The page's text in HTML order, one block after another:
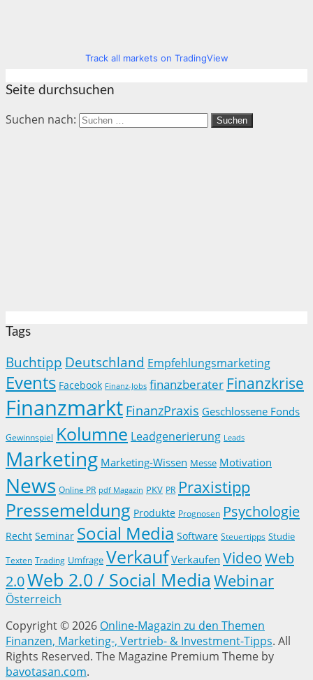
Track all markets on TradingView
Seite durchsuchen
Suchen nach:
Tags
Buchtipp Deutschland Empfehlungsmarketing
Events Facebook Finanz-Jobs finanzberater Finanzkrise
Finanzmarkt FinanzPraxis Geschlossene Fonds
Gewinnspiel Kolumne Leadgenerierung Leads
Marketing Marketing-Wissen Messe Motivation
News Online PR pdf Magazin PKV PR Praxistipp
Pressemeldung Produkte Prognosen Psychologie
Recht Seminar Social Media Software Steuertipps Studie
Texten Trading Umfrage Verkauf Verkaufen VideoWeb
2.0Web 2.0 / Social Media Webinar
Österreich
Copyright © 2026 Online-Magazin zu den Themen
Finanzen, Marketing-, Vertrieb- & Investment-Tipps. All
Rights Reserved. The Magazine Premium Theme by
bavotasan.com.